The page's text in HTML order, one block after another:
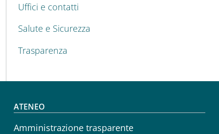
Uffici e contatti
Salute e Sicurezza
Trasparenza
Footer menu
ATENEO
Amministrazione trasparente